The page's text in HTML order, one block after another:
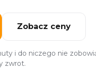
Zobacz ceny
i do niczego nie
zwrot.